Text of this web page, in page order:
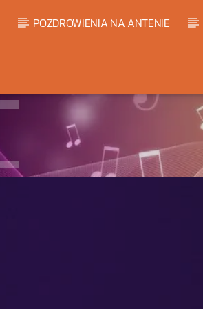
POZDROWIENIA NA ANTENIE